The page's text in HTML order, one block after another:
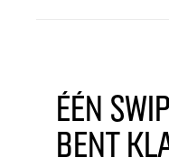
ÉÉN
BENT